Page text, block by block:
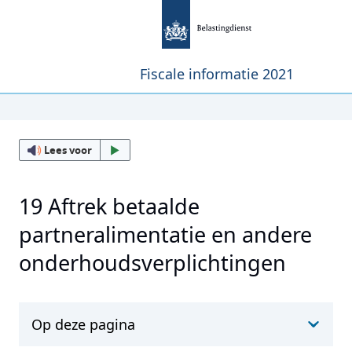
Fiscale informatie 2021
Lees voor
19 Aftrek betaalde
partneralimentatie en andere
onderhoudsverplichtingen
Op deze pagina